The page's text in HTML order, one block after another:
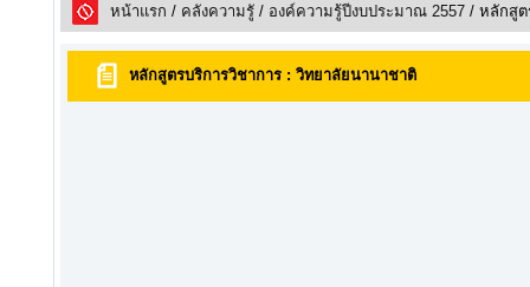
หน้าแรก / คลังความรูั / องค์ความรู้ปีงบประมาณ 2557 / หลักสูต
หลักสูตรบริการวิชาการ : วิทยาลัยนานาชาติ